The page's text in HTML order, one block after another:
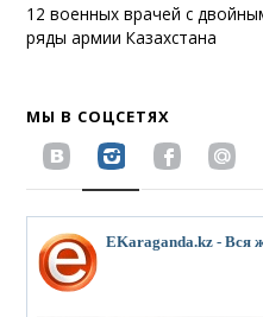
12 военных врачей с
ряды армии Казахстана
МЫ В СОЦСЕТЯХ
EKaraganda.kz - Вся